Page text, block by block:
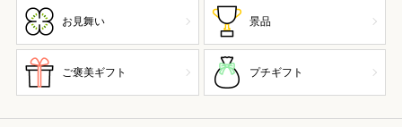
お見舞い 景品
ご褒美ギフト プチギフト